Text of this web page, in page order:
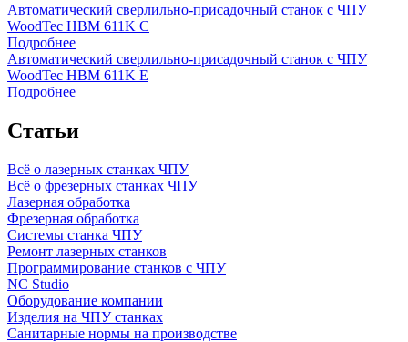
Автоматический сверлильно-присадочный станок с ЧПУ
WoodTec HBM 611K C
Подробнее
Автоматический сверлильно-присадочный станок с ЧПУ
WoodTec HBM 611K E
Подробнее
Статьи
Всё о лазерных станках ЧПУ
Всё о фрезерных станках ЧПУ
Лазерная обработка
Фрезерная обработка
Системы станка ЧПУ
Ремонт лазерных станков
Программирование станков с ЧПУ
NC Studio
Оборудование компании
Изделия на ЧПУ станках
Санитарные нормы на производстве